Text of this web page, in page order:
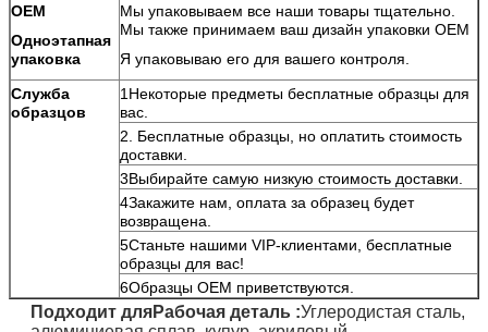
OEM
Одноэтапная
упаковка
Мы упаковываем все наши товары тщательно.
Мы также принимаем ваш дизайн упаковки OEM
Я упаковываю его для вашего контроля.
Служба
образцов
1Некоторые предметы бесплатные образцы для
вас.
2. Бесплатные образцы, но оплатить стоимость
доставки.
3Выбирайте самую низкую стоимость доставки.
4Закажите нам, оплата за образец будет
возвращена.
5Станьте нашими VIP-клиентами, бесплатные
образцы для вас!
6Образцы OEM приветствуются.
Подходит дляРабочая деталь :Углеродистая сталь,